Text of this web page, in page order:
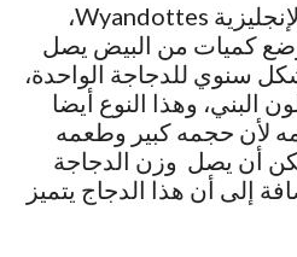
دجاج وايندوت يسمى بالإنجليزية Wyandottes،
كميات من البيض يصل
بيضة بشكل سنوي للدجاجة الواحدة،
البني، وهذا النوع أيضا
لأن حجمه كبير وطعمه
أن يصل وزن الدجاجة
إلى أن هذا الدجاج يتميز